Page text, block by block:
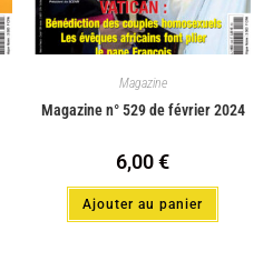
Magazine
Magazine n° 529 de février 2024
6,00€
Ajouter au panier